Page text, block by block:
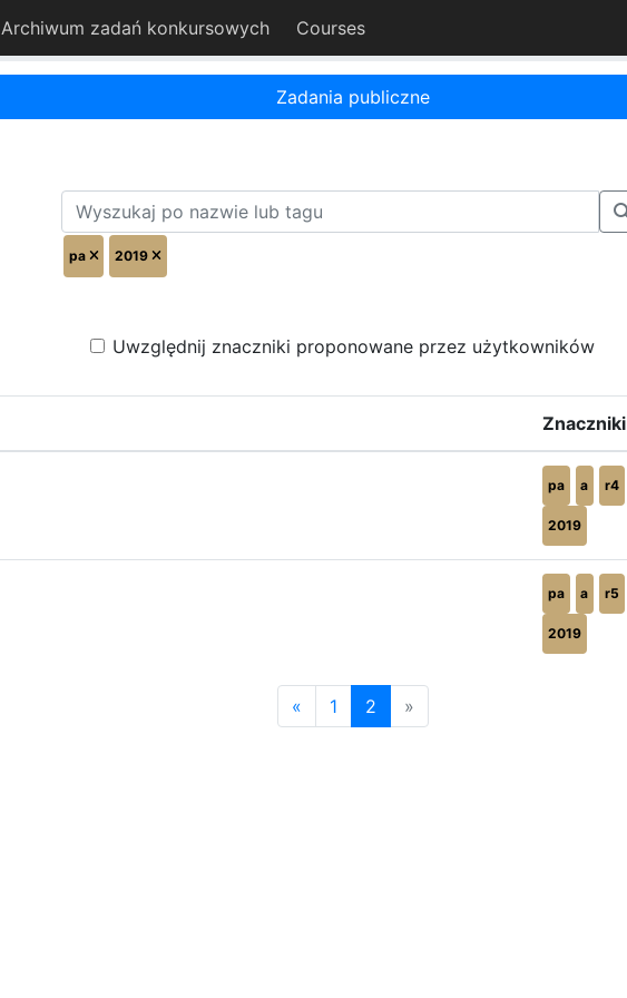
Archiwum zadań konkursowych Courses
Zadania publiczne
pa 2019
Uwzględnij znaczniki proponowane przez użytkowników
Znaczniki
pa a r4
2019
pa a r5
2019
« 1 2 »